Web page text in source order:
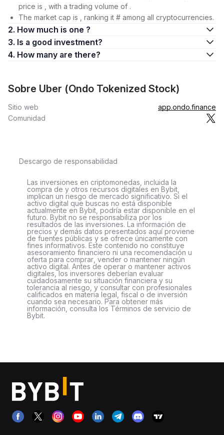
price is , with a trading volume of .
The market cap is , ranking it # among all cryptocurrencies.
2. How much is one ?
3. Is a good investment?
4. How many are there?
Sobre Uber (Ondo Tokenized Stock)
Sitio web
app.ondo.finance
Comunidad
Descargo de responsabilidad
Las inversiones en criptomonedas, incluida la
compra de y otros recursos digitales en Bybit,
implican un riesgo de mercado significativo. Si el
activo digital que buscas no está disponible
actualmente en Bybit, podría estar disponible en el
futuro. Bybit no se responsabiliza por los
resultados de las inversiones. La información de
precios y demás datos presentados aquí proviene
de fuentes públicas y se ofrece únicamente con
fines informativos. Este contenido no constituye
asesoramiento financiero ni una recomendación u
oferta para comprar, vender o mantener ningún
activo digital. Antes de operar o mantener activos
digitales, los inversores deberían evaluar
cuidadosamente su situación financiera y su
tolerancia al riesgo, y consultar con profesionales
calificados en materia legal, fiscal o de inversión
cuando sea necesario. Para obtener más
información, consulta los Términos de servicio de
Bybit.